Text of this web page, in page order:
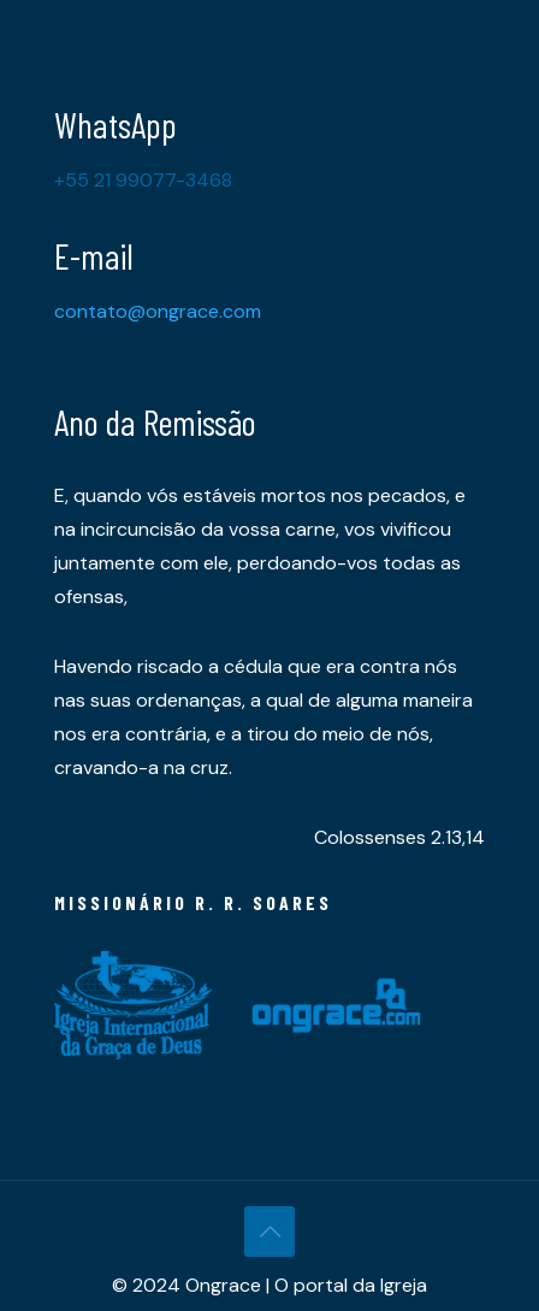
WhatsApp
+55 21 99077-3468
E-mail
contato@ongrace.com
Ano da Remissão
E, quando vós estáveis mortos nos pecados, e
na incircuncisão da vossa carne, vos vivificou
juntamente com ele, perdoando-vos todas as
ofensas,
Havendo riscado a cédula que era contra nós
nas suas ordenanças, a qual de alguma maneira
nos era contrária, e a tirou do meio de nós,
cravando-a na cruz.
Colossenses 2.13,14
MISSIONÁRIO R. R. SOARES
© 2024 Ongrace | O portal da Igreja